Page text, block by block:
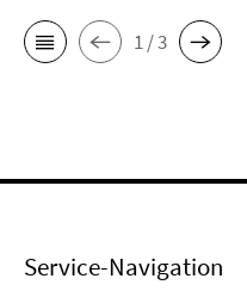
1 / 3
Service-Navigation